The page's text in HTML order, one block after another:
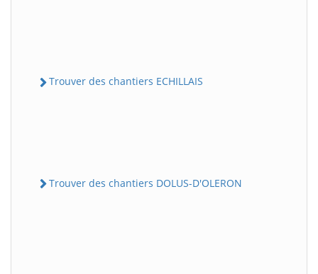
Trouver des chantiers ECHILLAIS
Trouver des chantiers DOLUS-D'OLERON